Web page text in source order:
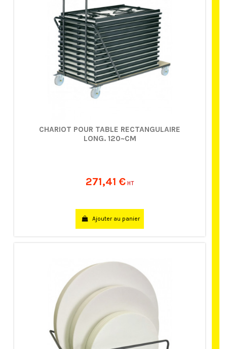
CHARIOT POUR TABLE RECTANGULAIRE
LONG. 120~CM
271,41 € HT
Ajouter au panier